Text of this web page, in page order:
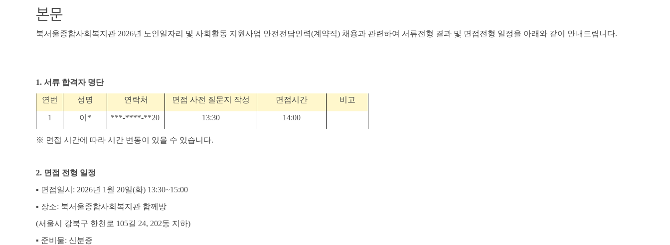
본문
북서울종합사회복지관 2026년 노인일자리 및 사회활동 지원사업 안전전담인력(계약직) 채용과 관련하여 서류전형 결과 및 면접전형 일정을 아래와 같이 안내드립니다.
1. 서류 합격자 명단
연번 성명 연락처 면접 사전 질문지 작성 면접시간 비고
1 이 * ***-****-**20 13:30 14:00
※ 면접 시간에 따라 시간 변동이 있을 수 있습니다.
2. 면접 전형 일정
▪ 면접일시 : 2026년 1 월 20일(화) 13:30~15:00
▪ 장소: 북서울종합사회복지관 함께방
(서울시 강북구 한천로 105길 24, 202동 지하)
▪ 준비물: 신분증